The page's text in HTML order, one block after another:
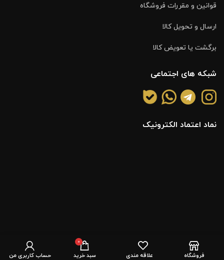
قوانین و مقررات فروشگاه
ارسال و تحویل کالا
برگشت یا تعویض کالا
شبکه های اجتماعی
نماد اعتماد الکترونیک
فروشگاه علاقه مندی
0
سبد خرید حساب کاربری من